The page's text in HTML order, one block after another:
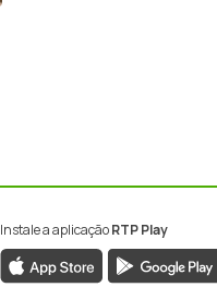
Instale a aplicaçãoRTP Play